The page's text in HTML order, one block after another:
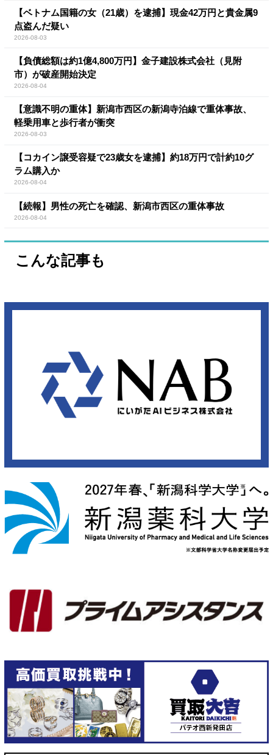
【ベトナム国籍の女（21歳）を逮捕】現金42万円と貴金属9
点盗んだ疑い
2026-08-03
【負債総額は約1億4,800万円】金子建設株式会社（見附
市）が破産開始決定
2026-08-04
【意識不明の重体】新潟市西区の新潟寺泊線で重体事故、
軽乗用車と歩行者が衝突
2026-08-03
【コカイン譲受容疑で23歳女を逮捕】約18万円で計約10グ
ラム購入か
2026-08-04
【続報】男性の死亡を確認、新潟市西区の重体事故
2026-08-04
こんな記事も